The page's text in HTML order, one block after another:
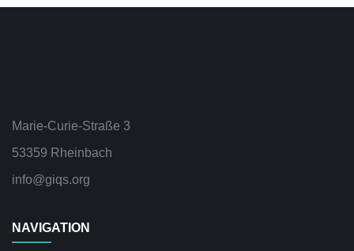
Marie-Curie-Straße 3
53359 Rheinbach
info@giqs.org
NAVIGATION